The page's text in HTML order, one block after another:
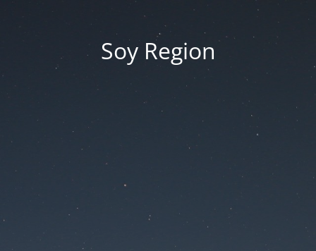
Soy Region